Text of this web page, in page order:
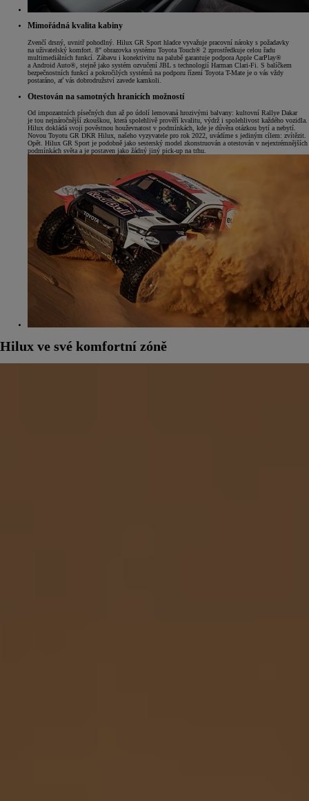
Mimořádná kvalita kabiny
Zvenčí drsný, uvnitř pohodlný. Hilux GR Sport hladce vyvažuje pracovní nároky s požadavky
na uživatelský komfort. 8" obrazovka systému Toyota Touch® 2 zprostředkuje celou řadu
multimediálních funkcí. Zábavu i konektivitu na palubě garantuje podpora Apple CarPlay®
a Android Auto®, stejně jako systém ozvučení JBL s technologií Harman Clari-Fi. S balíčkem
bezpečnostních funkcí a pokročilých systémů na podporu řízení Toyota T-Mate je o vás vždy
postaráno, ať vás dobrodružství zavede kamkoli.
Otestován na samotných hranicích možností
Od impozantních písečných dun až po údolí lemovaná hrozivými balvany: kultovní Rallye Dakar
je tou nejnáročnější zkouškou, která spolehlivě prověří kvalitu, výdrž i spolehlivost každého vozidla.
Hilux dokládá svoji pověstnou houževnatost v podmínkách, kde je důvěra otázkou bytí a nebytí.
Novou Toyotu GR DKR Hilux, našeho vyzyvatele pro rok 2022, uvádíme s jediným cílem: zvítězit.
Opět. Hilux GR Sport je podobně jako sesterský model zkonstruován a otestován v nejextrémnějších
podmínkách světa a je postaven jako žádný jiný pick-up na trhu.
Hilux ve své komfortní zóně